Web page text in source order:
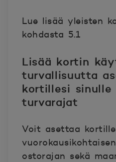
Lue lisää yleisten
kohdasta 5.1
Lisää kortin
turvallisuutta
kortillesi sinulle
turvarajat
Voit asettaa
ostorajan sekä